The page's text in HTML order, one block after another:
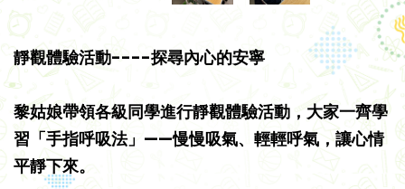
靜觀體驗活動----探尋內心的安寧
黎姑娘帶領各級同學進行靜觀體驗活動，大家一齊學
習「手指呼吸法」——慢慢吸氣、輕輕呼氣，讓心情
平靜下來。